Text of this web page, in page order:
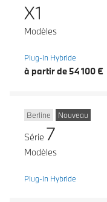
X1
Modèles
Plug-in Hybride
à partir de 54 100 €
Berline Nouveau
Série 7
Modèles
Plug-in Hybride